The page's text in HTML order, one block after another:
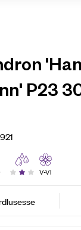
P23
V-VI